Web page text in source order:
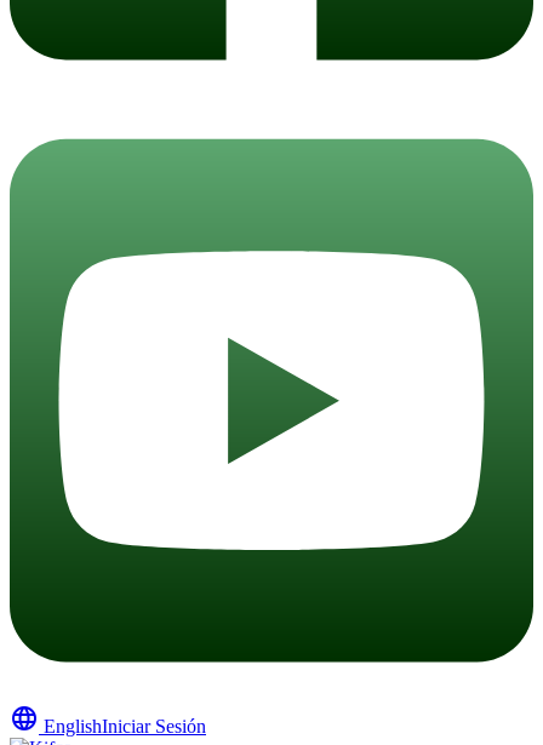
language EnglishIniciar Sesión